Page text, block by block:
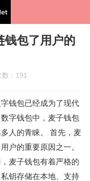
钱包了用户的
：191
钱包已经成为了现代
字钱包中，麦子钱包
人的青睐。 首先，麦
户的重要原因之一。
麦子钱包有着严格的
钥存储在本地、支持